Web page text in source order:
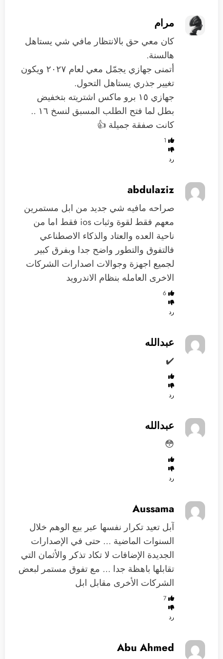
مرام
كان معي حق بالانتظار مافي شي يستاهل
هالسنة.
أتمنى جهازي يجمّل معي لعام ٢٠٢٧ ويكون
تغيير جذري يستاهل التحول.
جهازي ١٥ برو ماكس اشتريته بتخفيض
بطل لما فتح الطلب المسبق لنسخ ١٦ ..
كانت صفقة جميلة 👍
1
رد
abdulaziz
صراحه مافيه شي جديد من ابل مستمرين
معهم فقط لقوة وثبات ios فقط اما من
ناحية العده والعتاد والذكاء الاصطناعي
فالتفوق والتطور واضح جدا وبفرق كبير
لجميع اجهزة وجوالات اصدارات الشركات
الاخرى العامله بنظام الاندرويد
6
رد
عبدالله
✔️
رد
عبدالله
😳
رد
Aussama
آبل تعيد تكرار نفسها عبر بيع الوهم خلال
السنوات الماضية … حتى في الإصدارات
الجديدة الإضافات لا تكاد تذكر والأثمان التي
تقابلها باهظة جدا … مع تفوق مستمر لبعض
الشركات الأخرى مقابل ابل
7
رد
Abu Ahmed